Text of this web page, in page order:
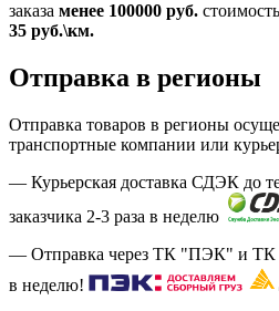
заказа менее 100000 руб.
35 руб.\км.
Отправка в регионы
Отправка товаров в регионы
транспортные компании или
— Курьерская доставка СДЭК до
заказчика 2-3 раза в неделю
— Отправка через ТК "ПЭК" и ТК
в неделю!